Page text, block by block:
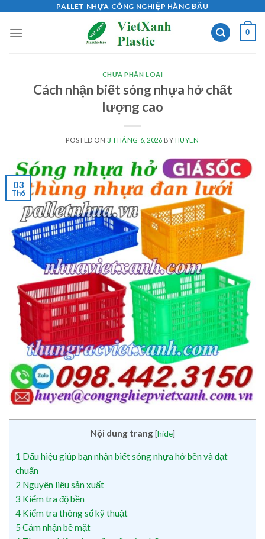
content
PALLET NHỰA CÔNG NGHIỆP HÀNG ĐẦU
0
CHƯA PHÂN LOẠI
Cách nhận biết sóng nhựa hở chất
lượng cao
POSTED ON3 THÁNG 6, 2026 BY HUYEN
03
Th6
Nội dung trang [hide]
1 Dấu hiệu giúp bạn nhận biết sóng nhựa hở bền và đạt
chuẩn
2 Nguyên liệu sản xuất
3 Kiểm tra độ bền
4 Kiểm tra thông số kỹ thuật
5 Cảm nhận bề mặt